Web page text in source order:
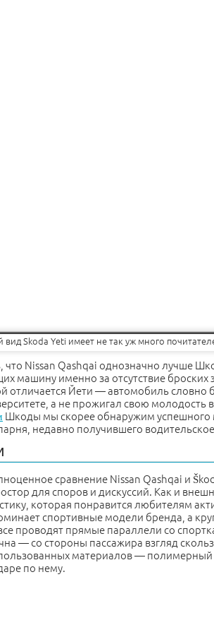
Skoda Yeti имеет не так уж много
что Nissan Qashqai однозначно лучше
машину именно за отсутствие броских
отличается Йети — автомобиль словно
а не прожигал свою молодость
Шкоды мы скорее обнаружим успешного
недавно получившего
сравнение Nissan Qashqai и
для споров и дискуссий. Как и
которая понравится любителям
спортивные модели бренда, а
проводят прямые параллели со
— со стороны пассажира взгляд
материалов — полимерный
по нему.